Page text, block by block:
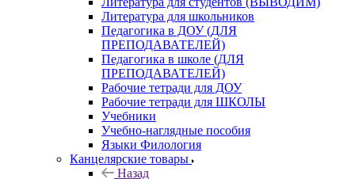
Литература для школьников
Педагогика в ДОУ (ДЛЯ
ПРЕПОДАВАТЕЛЕЙ)
Педагогика в школе (ДЛЯ
ПРЕПОДАВАТЕЛЕЙ)
Рабочие тетради для ДОУ
Рабочие тетради для ШКОЛЫ
Учебники
Учебно-наглядные пособия
Языки Филология
Канцелярские товары
Назад